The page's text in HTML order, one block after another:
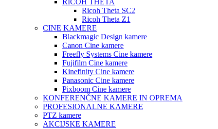
RICOH THETA
Ricoh Theta SC2
Ricoh Theta Z1
CINE KAMERE
Blackmagic Design kamere
Canon Cine kamere
Freefly Systems Cine kamere
Fujifilm Cine kamere
Kinefinity Cine kamere
Panasonic Cine kamere
Pixboom Cine kamere
KONFERENČNE KAMERE IN OPREMA
PROFESIONALNE KAMERE
PTZ kamere
AKCIJSKE KAMERE